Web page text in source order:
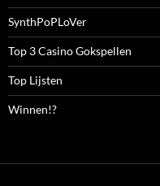
SynthPoPLoVer
Top 3 Casino Gokspellen
Top Lijsten
Winnen!?